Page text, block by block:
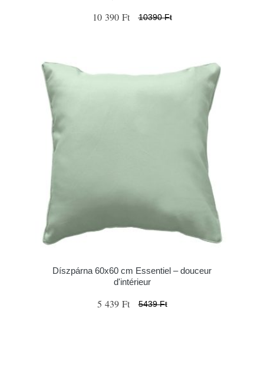
10 390 Ft 10390 Ft
Díszpárna 60x60 cm Essentiel – douceur
d'intérieur
5 439 Ft 5439 Ft